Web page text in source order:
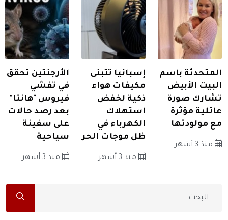
المتحدثة باسم
البيت الأبيض
تشارك صورة
عائلية مؤثرة
مع مولودتها
منذ 3 أشهر
إسبانيا تتبنى
مكيفات هواء
ذكية لخفض
استهلاك
الكهرباء في
ظل موجات الحر
منذ 3 أشهر
الأرجنتين تحقق
في تفشي
فيروس "هانتا"
بعد رصد حالات
على سفينة
سياحية
منذ 3 أشهر